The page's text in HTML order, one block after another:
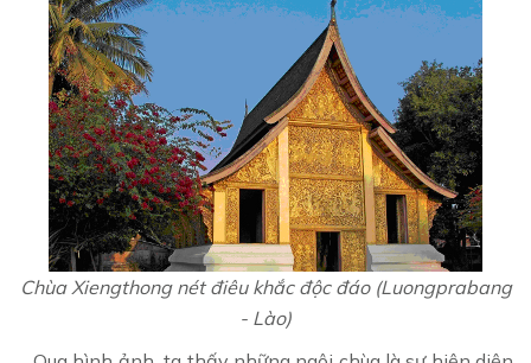
Chùa Xiengthong nét điêu khắc độc đáo (Luongprabang
- Lào)